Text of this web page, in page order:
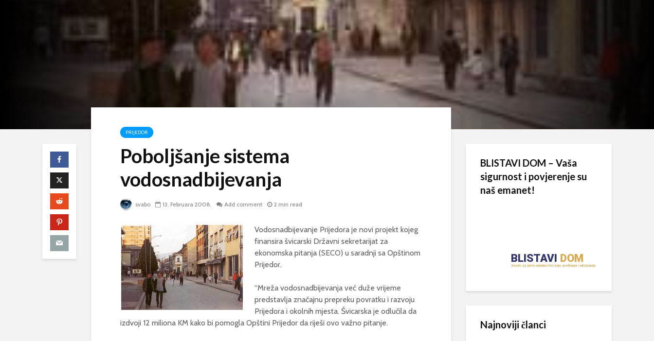
PRIJEDOR
Poboljšanje sistema
vodosnadbijevanja
svabo 13. Februara 2008. Add comment 2 min read
Vodosnadbijevanje Prijedora je novi projekt kojeg
finansira švicarski Državni sekretarijat za
ekonomska pitanja (SECO) u saradnji sa Opštinom
Prijedor.
“Mreža vodosnadbijevanja već duže vrijeme
predstavlja značajnu prepreku povratku i razvoju
Prijedora i okolnih mjesta. Švicarska je odlučila da
izdvoji 12 miliona KM kako bi pomogla Opštini Prijedor da riješi ovo važno pitanje.
BLISTAVI DOM – Vaša
sigurnost i povjerenje su
naš emanet!
Najnoviji članci